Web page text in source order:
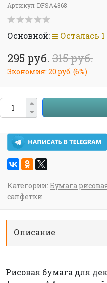
Артикул: DFSA4868
Основной: Осталась
295 руб. 315 руб.
Экономия: 20 руб. (6%)
Категории: Бумага
салфетки
Описание
Рисовая бумага для